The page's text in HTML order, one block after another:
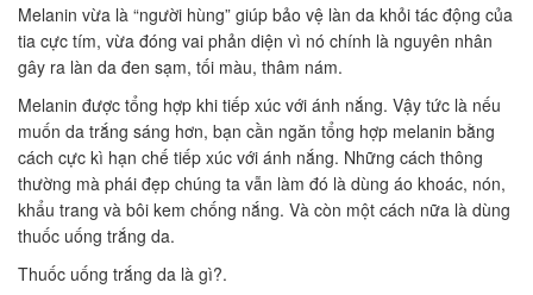
Melanin vừa là “người hùng” giúp bảo vệ làn da khỏi tác động của
tia cực tím, vừa đóng vai phản diện vì nó chính là nguyên nhân
gây ra làn da đen sạm, tối màu, thâm nám.
Melanin được tổng hợp khi tiếp xúc với ánh nắng. Vậy tức là nếu
muốn da trắng sáng hơn, bạn cần ngăn tổng hợp melanin bằng
cách cực kì hạn chế tiếp xúc với ánh nắng. Những cách thông
thường mà phái đẹp chúng ta vẫn làm đó là dùng áo khoác, nón,
khẩu trang và bôi kem chống nắng. Và còn một cách nữa là dùng
thuốc uống trắng da.
Thuốc uống trắng da là gì?.